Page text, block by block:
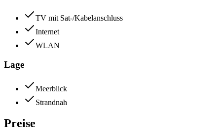
TV mit Sat-/Kabelanschluss
Internet
WLAN
Lage
Meerblick
Strandnah
Preise